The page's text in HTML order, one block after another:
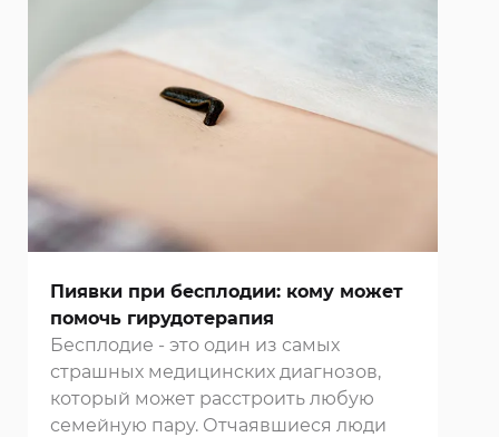
Пиявки при бесплодии: кому может
помочь гирудотерапия
Бесплодие - это один из самых
страшных медицинских диагнозов,
который может расстроить любую
семейную пару. Отчаявшиеся люди